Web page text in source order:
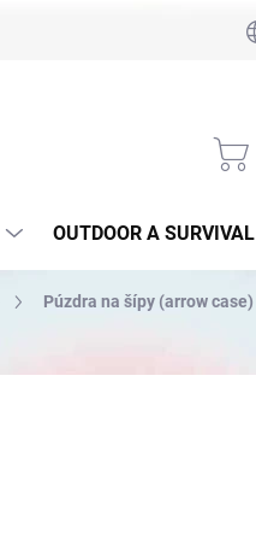
OUTDOOR A SURVIVAL
Púzdra na šípy (arrow case)